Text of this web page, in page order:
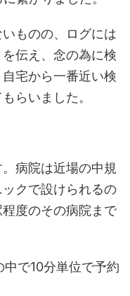
ものの、ログには
伝え、念の為に検
宅から一番近い検
らいました。
病院は近場の中規
クで設けられるの
度のその病院まで
で10分単位で予約